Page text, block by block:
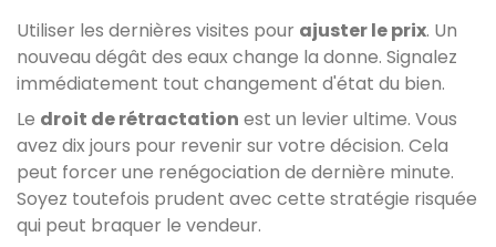
Utiliser les dernières visites pour ajuster le prix. Un
nouveau dégât des eaux change la donne. Signalez
immédiatement tout changement d'état du bien.
Le droit de rétractation est un levier ultime. Vous
avez dix jours pour revenir sur votre décision. Cela
peut forcer une renégociation de dernière minute.
Soyez toutefois prudent avec cette stratégie risquée
qui peut braquer le vendeur.